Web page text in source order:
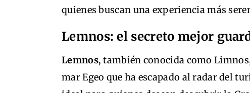
quienes buscan una experiencia más
Lemnos: el secreto mejor
Lemnos, también conocida como
mar Egeo que ha escapado al radar del